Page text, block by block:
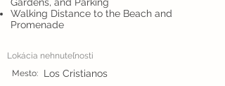
Walking Distance to the Beach and
Promenade
Lokácia nehnuteľnosti
Mesto:
Los Cristianos